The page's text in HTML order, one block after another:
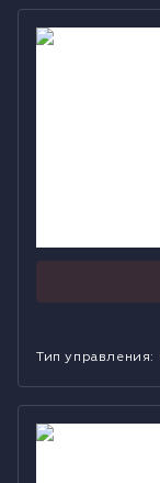
Тостер на 2
Тип управления:
Тостер GRAEF